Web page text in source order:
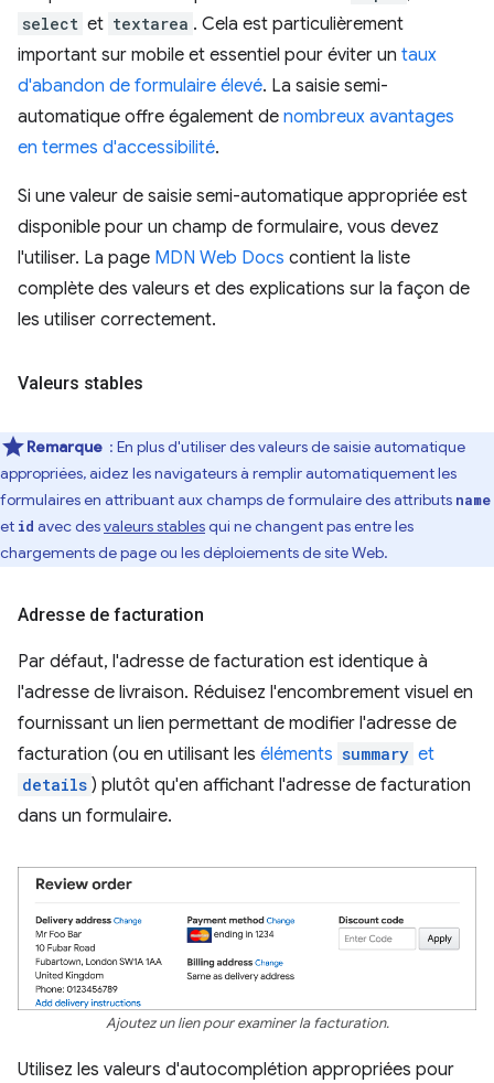
select et textarea . Cela est particulièrement
important sur mobile et essentiel pour éviter un taux
d'abandon de formulaire élevé. La saisie semi-
automatique offre également de nombreux avantages
en termes d'accessibilité.
Si une valeur de saisie semi-automatique appropriée est
disponible pour un champ de formulaire, vous devez
l'utiliser. La page MDN Web Docs contient la liste
complète des valeurs et des explications sur la façon de
les utiliser correctement.
Valeurs stables
Remarque : En plus d'utiliser des valeurs de saisie automatique
appropriées, aidez les navigateurs à remplir automatiquement les
formulaires en attribuant aux champs de formulaire des attributs name
et id avec desvaleurs stablesqui ne changent pas entre les
chargements de page ou les déploiements de site Web.
Adresse de facturation
Par défaut, l'adresse de facturation est identique à
l'adresse de livraison. Réduisez l'encombrement visuel en
fournissant un lien permettant de modifier l'adresse de
facturation (ou en utilisant les éléments summary et
details ) plutôt qu'en affichant l'adresse de facturation
dans un formulaire.
Ajoutez un lien pour examiner la facturation.
Utilisez les valeurs d'autocomplétion appropriées pour